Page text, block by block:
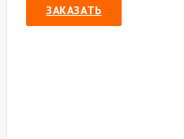
ЗАКАЗАТЬ